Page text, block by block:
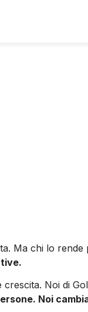
Ma chi lo
Noi di
Noi